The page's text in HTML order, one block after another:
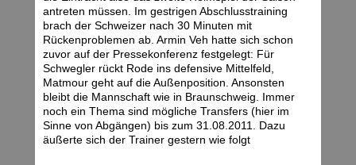
antreten müssen. Im gestrigen Abschlusstraining
brach der Schweizer nach 30 Minuten mit
Rückenproblemen ab. Armin Veh hatte sich schon
zuvor auf der Pressekonferenz festgelegt: Für
Schwegler rückt Rode ins defensive Mittelfeld,
Matmour geht auf die Außenposition. Ansonsten
bleibt die Mannschaft wie in Braunschweig. Immer
noch ein Thema sind mögliche Transfers (hier im
Sinne von Abgängen) bis zum 31.08.2011. Dazu
äußerte sich der Trainer gestern wie folgt